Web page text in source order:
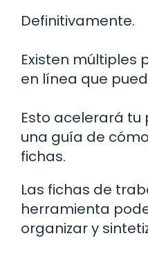
Definitivamente.
Existen múltiples
en línea que
Esto acelerará tu
una guía de
fichas.
Las fichas de
herramienta
organizar y